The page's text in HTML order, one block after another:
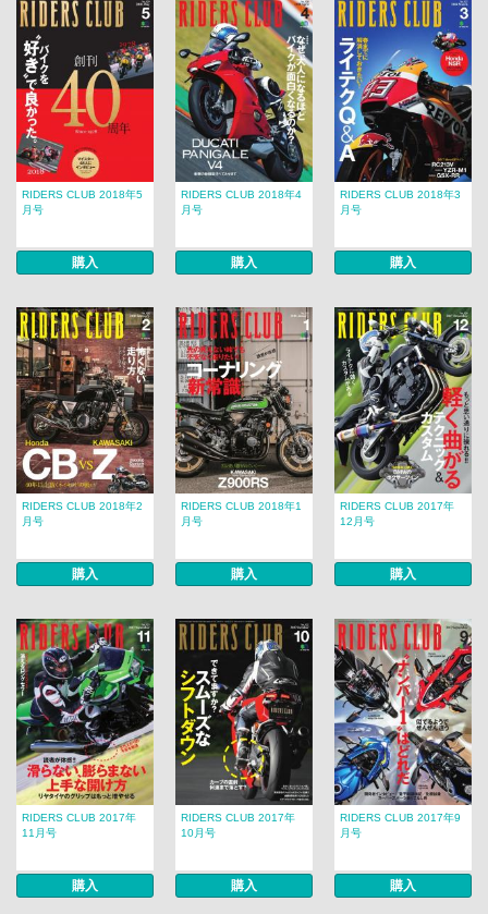
RIDERS CLUB 2018年5
月号
購入
RIDERS CLUB 2018年4
月号
購入
RIDERS CLUB 2018年3
月号
購入
RIDERS CLUB 2018年2
月号
購入
RIDERS CLUB 2018年1
月号
購入
RIDERS CLUB 2017年
12月号
購入
RIDERS CLUB 2017年
11月号
購入
RIDERS CLUB 2017年
10月号
購入
RIDERS CLUB 2017年9
月号
購入